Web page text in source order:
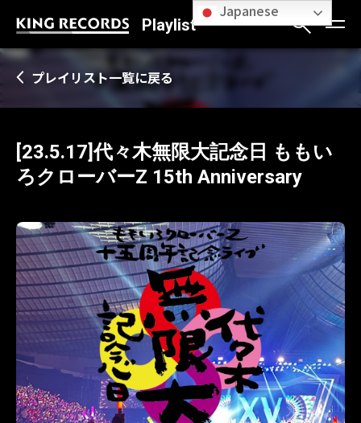
Playlist
プレイリスト一覧に戻る
[23.5.17]代々木無限大記念日 ももい
ろクローバーZ 15th Anniversary
Japanese